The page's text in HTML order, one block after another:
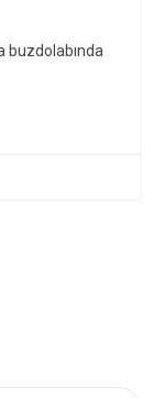
buzdolabında